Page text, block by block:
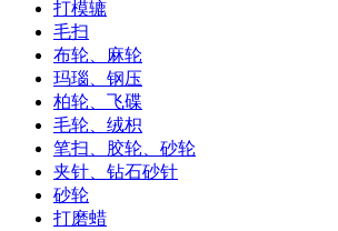
打模辘
毛扫
布轮、麻轮
玛瑙、钢压
柏轮、飞碟
毛轮、绒枳
笔扫、胶轮、砂轮
夹针、钻石砂针
砂轮
打磨蜡